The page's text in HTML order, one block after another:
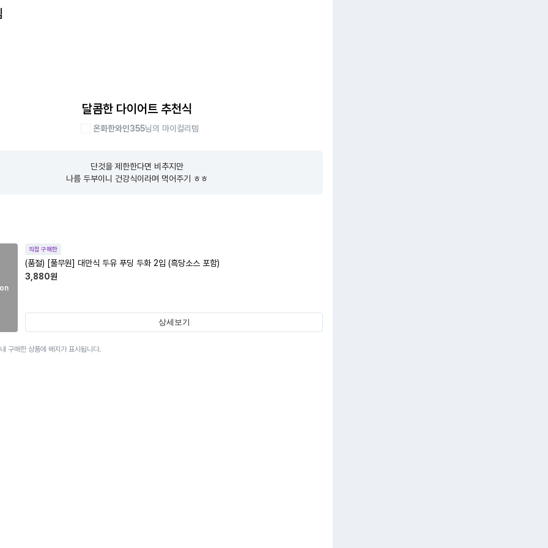
달콤한 다이어트 추천식
온화한와인355님의 마이컬리템
단것을 제한한다면 비추지만
나름 두부이니 건강식이라며 먹어주기 ㅎㅎ
직접 구매한
(품절) [풀무원] 대만식 두유 푸딩 두화 2입 (흑당소스 포함)
3,880원
상세보기
구매한 상품에 배지가 표시됩니다.